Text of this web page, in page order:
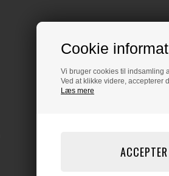
Cookie
Vi bruger cookies til indsamling
Ved at klikke videre, accepterer
Læs mere